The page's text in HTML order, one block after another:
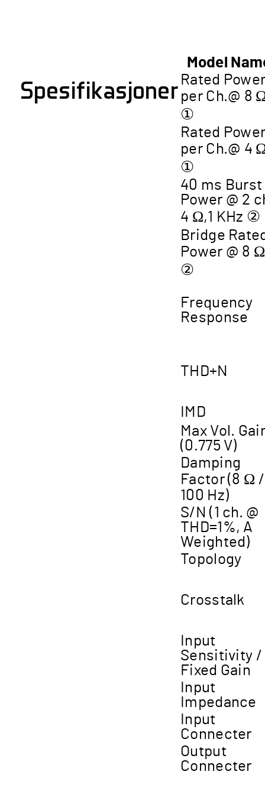
Spesifikasjoner
Model
Rated
per Ch.@ 8
①
Rated
per Ch.@ 4
①
40 ms Burst
Power @ 2
4 Ω,1 KHz ②
Bridge
Power @ 8 Ω
②
Frequency
Response
THD+N
IMD
Max Vol.
(0.775 V)
Damping
Factor (8 Ω /
100 Hz)
S/N (1 ch. @
THD=1%, A
Weighted)
Topology
Crosstalk
Input
Sensitivity /
Fixed Gain
Input
Impedance
Input
Connecter
Output
Connecter